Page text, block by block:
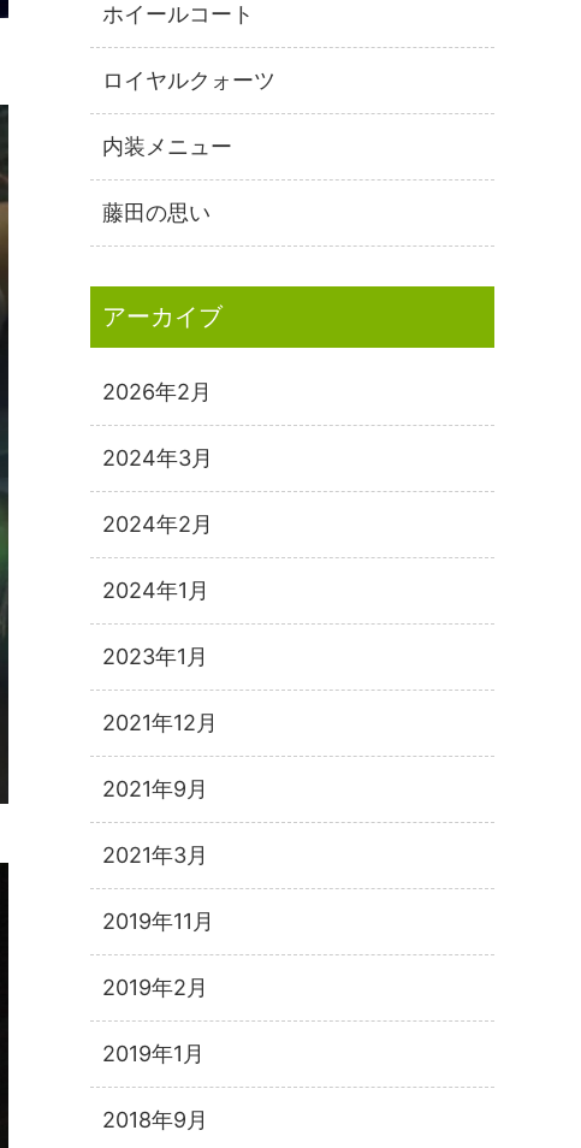
ホイールコート
ロイヤルクォーツ
内装メニュー
藤田の思い
アーカイブ
2026年2月
2024年3月
2024年2月
2024年1月
2023年1月
2021年12月
2021年9月
2021年3月
2019年11月
2019年2月
2019年1月
2018年9月